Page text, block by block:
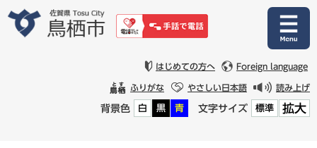
はじめての方へ Foreign language
ふりがな やさしい日本語 読み上げ
背景色 白 黒 青 文字サイズ 標準 拡大